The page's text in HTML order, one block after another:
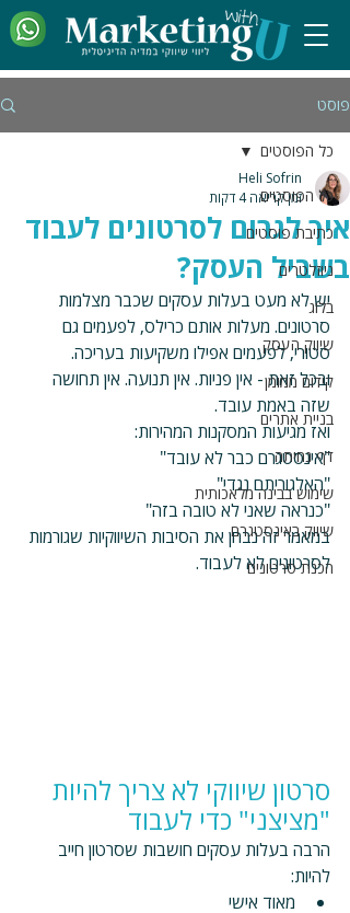
פוסט
כל הפוסטים
כתיבת פוסטים
ניוזלטרים
בלוג
שיווק העסק
קידום ממומן
בניית אתרים
דף נחיתה
שימוש בבינה מלאכותית
שיווק באינסטגרם
הכנת סרטונים
כל הפוסטים
איך לגרום לסרטונים לעבוד
בשביל העסק?
Heli Sofrin
זמן קריאה 4 דקות
יש לא מעט בעלות עסקים שכבר מצלמות
סרטונים. מעלות אותם כרילס, לפעמים גם
סטורי, לפעמים אפילו משקיעות בעריכה.
ובכל זאת - אין פניות. אין תנועה. אין תחושה
שזה באמת עובד.
ואז מגיעות המסקנות המהירות:
"אינסטגרם כבר לא עובד"
"האלגוריתם נגדי"
"כנראה שאני לא טובה בזה"
במאמר זה נבחן את הסיבות השיווקיות שגורמות
לסרטונים לא לעבוד.
סרטון שיווקי לא צריך להיות
"מציצני" כדי לעבוד
הרבה בעלות עסקים חושבות שסרטון חייב
להיות:
מאוד אישי